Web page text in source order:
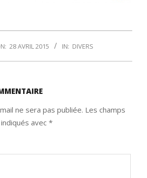
28 AVRIL 2015 IN: DIVERS
ne sera pas publiée. Les champs
avec *